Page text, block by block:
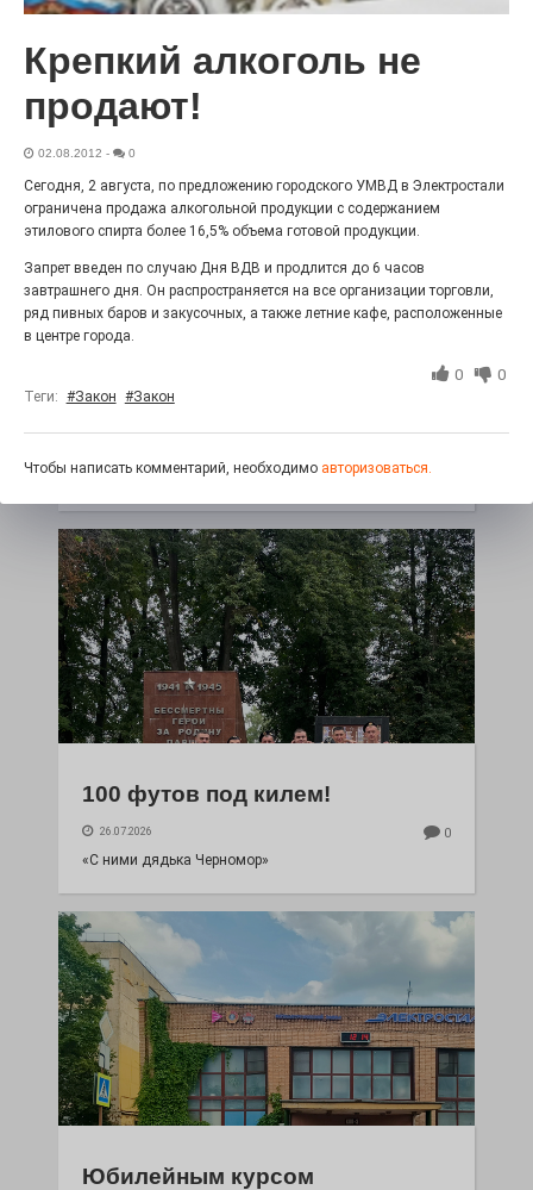
себе Выставочный зал им. Олега Коняшина.
путешествуют по городу
27.07.2026 0
Радость в квадрате! На этой неделе электростальцев
дважды порадует проект «Районы-кварталы».
100 футов под килем!
26.07.2026 0
«С ними дядька Черномор»
Юбилейным курсом
Крепкий алкоголь не
продают!
02.08.2012 - 0
Сегодня, 2 августа, по предложению городского УМВД в Электростали
ограничена продажа алкогольной продукции с содержанием
этилового спирта более 16,5% объема готовой продукции.
Запрет введен по случаю Дня ВДВ и продлится до 6 часов
завтрашнего дня. Он распространяется на все организации торговли,
ряд пивных баров и закусочных, а также летние кафе, расположенные
в центре города.
0 0
Теги: #Закон #Закон
Чтобы написать комментарий, необходимо авторизоваться.